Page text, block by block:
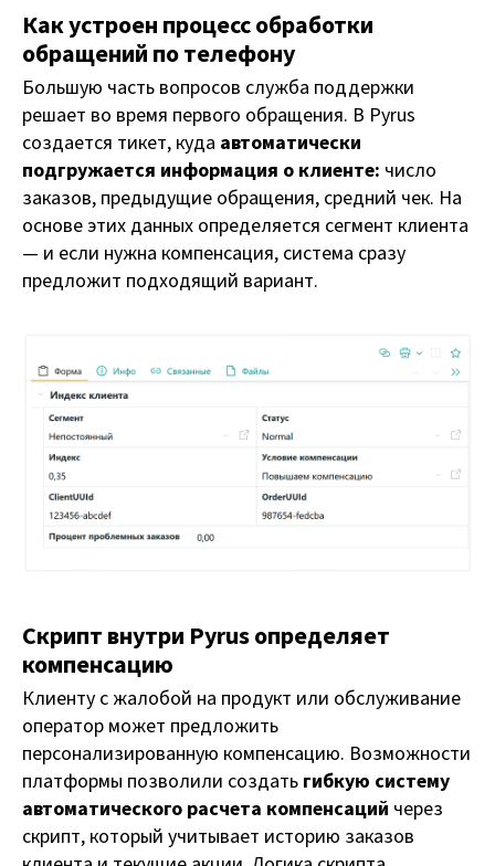
Как устроен процесс обработки
обращений по телефону
Большую часть вопросов служба поддержки
решает во время первого обращения. В Pyrus
создается тикет, куда автоматически
подгружается информация о клиенте: число
заказов, предыдущие обращения, средний чек. На
основе этих данных определяется сегмент клиента
— и если нужна компенсация, система сразу
предложит подходящий вариант.
Скрипт внутри Pyrus определяет
компенсацию
Клиенту с жалобой на продукт или обслуживание
оператор может предложить
персонализированную компенсацию. Возможности
платформы позволили создать гибкую систему
автоматического расчета компенсаций через
скрипт, который учитывает историю заказов